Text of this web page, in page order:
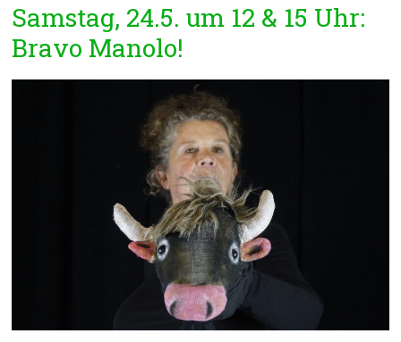
Samstag, 24.5. um 12 & 15 Uhr:
Bravo Manolo!